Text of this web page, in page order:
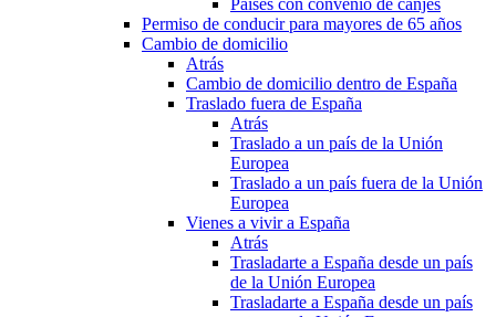
Países con convenio de canjes
Permiso de conducir para mayores de 65 años
Cambio de domicilio
Atrás
Cambio de domicilio dentro de España
Traslado fuera de España
Atrás
Traslado a un país de la Unión
Europea
Traslado a un país fuera de la Unión
Europea
Vienes a vivir a España
Atrás
Trasladarte a España desde un país
de la Unión Europea
Trasladarte a España desde un país